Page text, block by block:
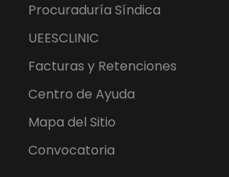
Procuraduría Síndica
UEESCLINIC
Facturas y Retenciones
Centro de Ayuda
Mapa del Sitio
Convocatoria